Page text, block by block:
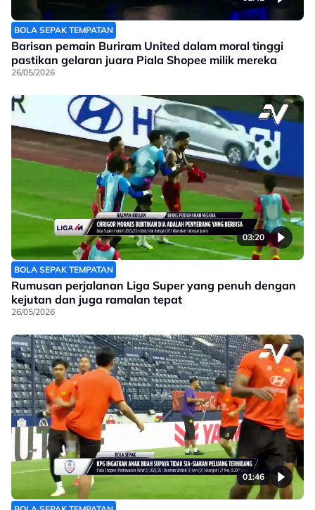
BOLA SEPAK TEMPATAN
Barisan pemain Buriram United dalam moral tinggi
pastikan gelaran juara Piala Shopee milik mereka
26/05/2026
03:20
BOLA SEPAK TEMPATAN
Rumusan perjalanan Liga Super yang penuh dengan
kejutan dan juga ramalan tepat
26/05/2026
01:46